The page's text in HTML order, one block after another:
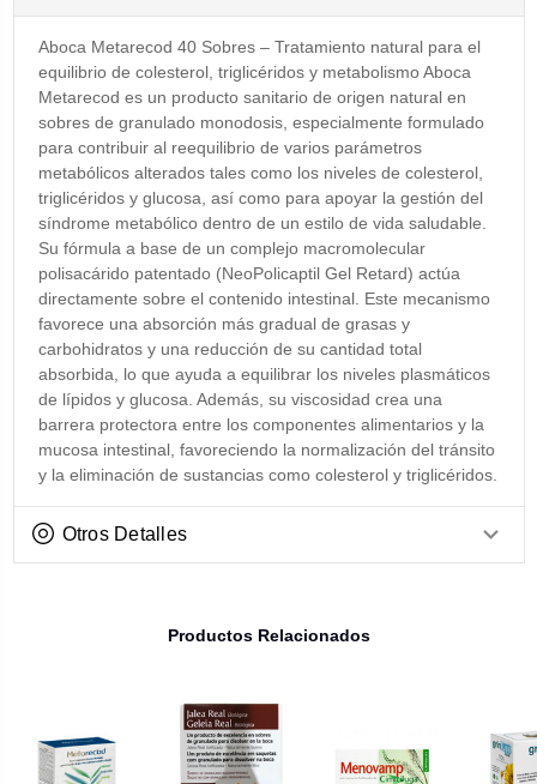
Aboca Metarecod 40 Sobres – Tratamiento natural para el
equilibrio de colesterol, triglicéridos y metabolismo Aboca
Metarecod es un producto sanitario de origen natural en
sobres de granulado monodosis, especialmente formulado
para contribuir al reequilibrio de varios parámetros
metabólicos alterados tales como los niveles de colesterol,
triglicéridos y glucosa, así como para apoyar la gestión del
síndrome metabólico dentro de un estilo de vida saludable.
Su fórmula a base de un complejo macromolecular
polisacárido patentado (NeoPolicaptil Gel Retard) actúa
directamente sobre el contenido intestinal. Este mecanismo
favorece una absorción más gradual de grasas y
carbohidratos y una reducción de su cantidad total
absorbida, lo que ayuda a equilibrar los niveles plasmáticos
de lípidos y glucosa. Además, su viscosidad crea una
barrera protectora entre los componentes alimentarios y la
mucosa intestinal, favoreciendo la normalización del tránsito
y la eliminación de sustancias como colesterol y triglicéridos.
Otros Detalles
Productos Relacionados